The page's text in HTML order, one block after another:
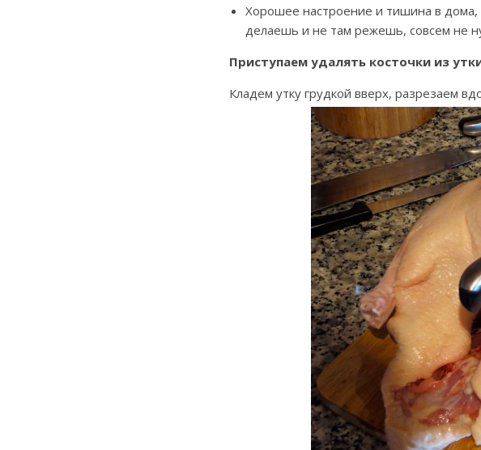
Хорошее настроение и тишина в
делаешь и не там режешь, совсем не
Приступаем удалять косточки из
Кладем утку грудкой вверх, разрезаем